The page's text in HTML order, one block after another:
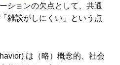
ションの欠点として、共通
雑談がしにくい」という点
は（略）概念的、社会